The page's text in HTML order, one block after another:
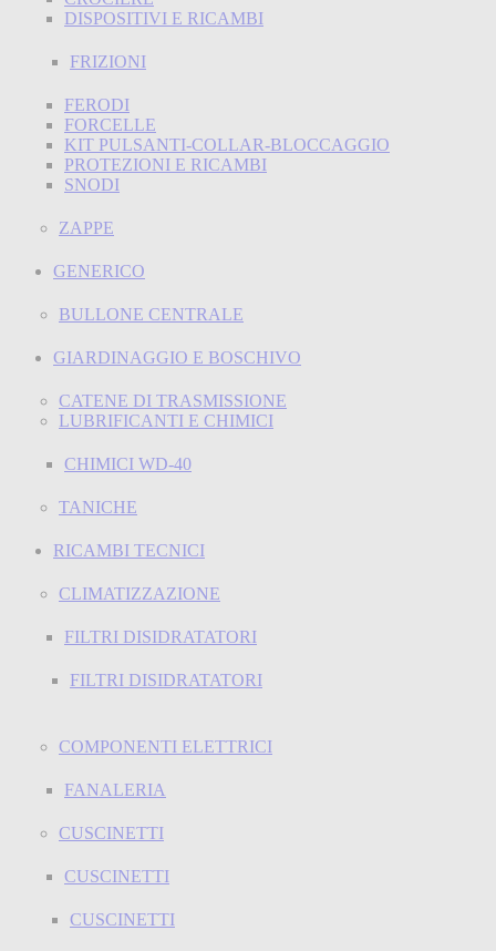
DISPOSITIVI E RICAMBI
FRIZIONI
FERODI
FORCELLE
KIT PULSANTI-COLLAR-BLOCCAGGIO
PROTEZIONI E RICAMBI
SNODI
ZAPPE
GENERICO
BULLONE CENTRALE
GIARDINAGGIO E BOSCHIVO
CATENE DI TRASMISSIONE
LUBRIFICANTI E CHIMICI
CHIMICI WD-40
TANICHE
RICAMBI TECNICI
CLIMATIZZAZIONE
FILTRI DISIDRATATORI
FILTRI DISIDRATATORI
COMPONENTI ELETTRICI
FANALERIA
CUSCINETTI
CUSCINETTI
CUSCINETTI